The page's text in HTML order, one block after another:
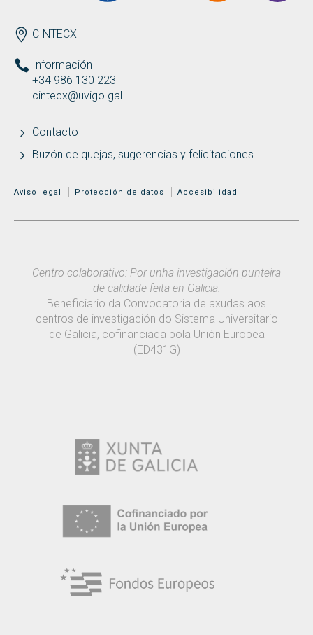
ENDEREZO ES
CINTECX
Información
+34 986 130 223
cintecx@uvigo.gal
Contacto
Buzón de quejas, sugerencias y felicitaciones
MENÚ ADICIONAL
Aviso legal Protección de datos Accesibilidad
Centro colaborativo: Por unha investigación punteira
de calidade feita en Galicia.
Beneficiario da Convocatoria de axudas aos
centros de investigación do Sistema Universitario
de Galicia, cofinanciada pola Unión Europea
(ED431G)